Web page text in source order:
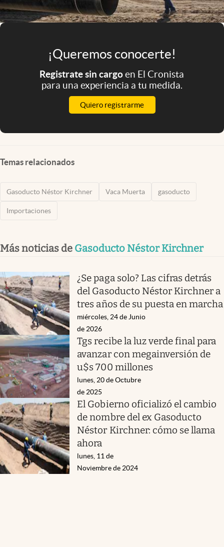
abre en nueva pestaña
¡Queremos conocerte!
Registrate sin cargoen El Cronista
para una experiencia a tu medida.
Quiero registrarme
Temas relacionados
Gasoducto Néstor Kirchner Vaca Muerta gasoducto
Importaciones
Más noticias de Gasoducto Néstor Kirchner
¿Se paga solo? Las cifras detrás
del Gasoducto Néstor Kirchner a
tres años de su puesta en marcha
miércoles, 24 de Junio
de 2026
Tgs recibe la luz verde final para
avanzar con megainversión de
u$s 700 millones
lunes, 20 de Octubre
de 2025
El Gobierno oficializó el cambio
de nombre del ex Gasoducto
Néstor Kirchner: cómo se llama
ahora
lunes, 11 de
Noviembre de 2024